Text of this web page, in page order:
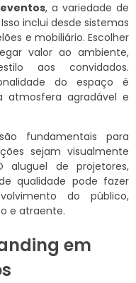
, a variedade de
inclui desde sistemas
e mobiliário. Escolher
valor ao ambiente,
aos convidados.
do espaço é
atmosfera agradável e
fundamentais para
sejam visualmente
aluguel de projetores,
qualidade pode fazer
do público,
e atraente.
em